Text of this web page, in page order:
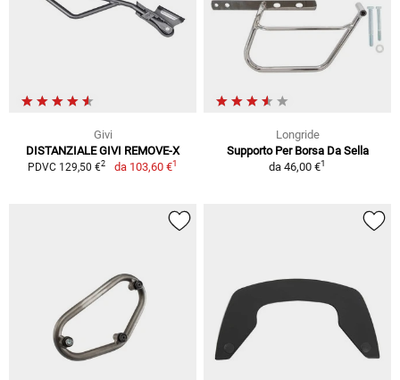
Givi
DISTANZIALE GIVI REMOVE-X
PDVC 129,50 €2 da 103,60 €1
Longride
Supporto Per Borsa Da Sella
da 46,00 €1